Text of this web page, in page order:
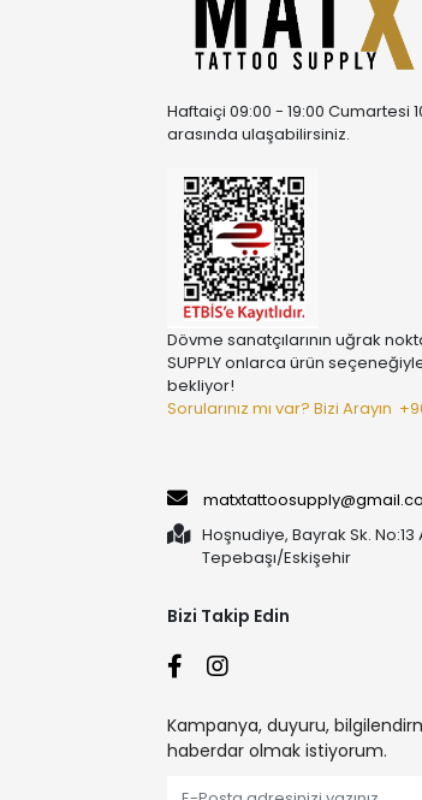
Haftaiçi 09:00 - 19:00 Cumartesi
arasında ulaşabilirsiniz.
Dövme sanatçılarının uğrak
SUPPLY onlarca ürün
bekliyor!
Sorularınız mı var? Bizi Arayın
Hoşnudiye, Bayrak Sk. No:13
Tepebaşı/Eskişehir
Bizi Takip Edin
Kampanya, duyuru,
haberdar olmak istiyorum.